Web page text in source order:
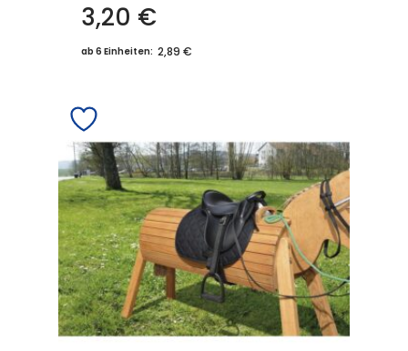
3,20 €
ab 6 Einheiten: 2,89 €
auf.
Die
Optionen
können
auf
der
Produktseite
gewählt